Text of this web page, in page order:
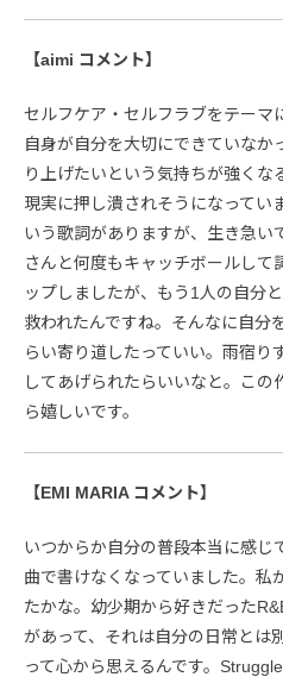
【aimi コメント】
セルフケア・セルフラブをテーマ
自身が自分を大切にできていなか
り上げたいという気持ちが強くな
現実に押し潰されそうになってい
いう歌詞がありますが、生き急い
さんと何度もキャッチボールして
ップしましたが、もう1人の自分
救われたんですね。そんなに自分
らい寄り道したっていい。雨宿り
してあげられたらいいなと。この
ら嬉しいです。
【EMI MARIA コメント】
いつからか自分の普段本当に感じ
曲で書けなくなっていました。私
たかな。幼少期から好きだった
があって、それは自分の日常とは
って心から思えるんです。